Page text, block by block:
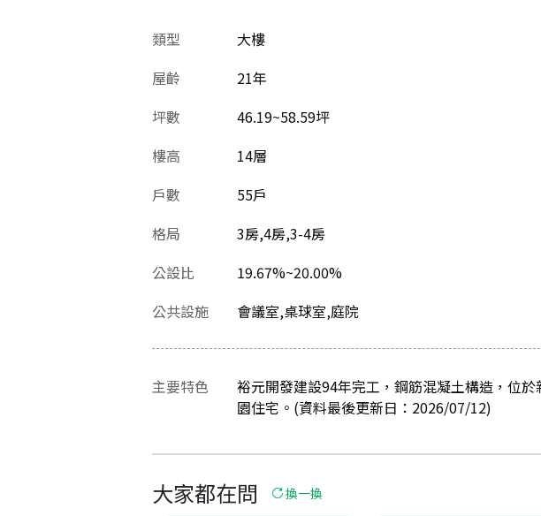
類型
大樓
屋齡
21年
坪數
46.19~58.59坪
樓高
14層
戶數
55戶
格局
3房,4房,3-4房
公設比
19.67%~20.00%
公共設施 會議室,桌球室,庭院
主要特色
裕元開發建設94年完工，鋼筋混凝土構造，位
園住宅。(資料最後更新日：2026/07/12)
大家都在問 換一換